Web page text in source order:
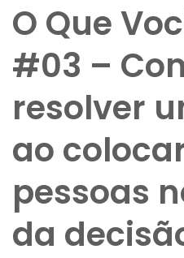
O Que
#03 –
resolver
ao
pessoas
da